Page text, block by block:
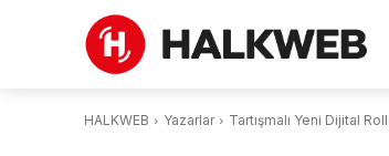
HALKWEB Yazarlar Tartışmalı Yeni Dijital